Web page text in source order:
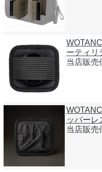
ーティ
当店販売
ッパーレ
当店販売